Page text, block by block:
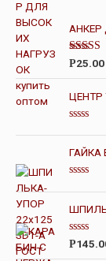
Оценка
Р25.00
ЦЕНТР
ц
е
н
к
0
з
5
ц
е
н
к
0
и
О
Р